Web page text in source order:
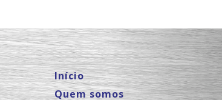
Início
Quem somos